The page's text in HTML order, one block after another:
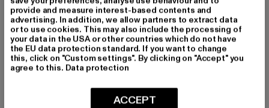
Materialzusammensetzung: 95% Baumwolle, 5%
Elasthan
Art.Nr: TB6862-00007
Hersteller: TB International GmbH |
Dr.-Robert-Murjahn-Straße 7 | 64372 Ober-Ramstadt |
provide and measure interest-based contents and
advertising. In addition, we allow partners to extract data
or to use cookies. This may also include the processing of
your data in the USA or other countries which do not have
the EU data protection standard. If you want to change
this, click on "Custom settings". By clicking on "Accept" you
agree to this. Data protection
ACCEPT